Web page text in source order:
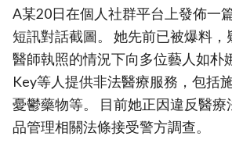
A某20日在個人社群平台上發佈一
短訊對話截圖。 她先前已被爆料，
醫師執照的情況下向多位藝人如朴
Key等人提供非法醫療服務，包括
憂鬱藥物等。 目前她正因違反醫療
品管理相關法條接受警方調查。